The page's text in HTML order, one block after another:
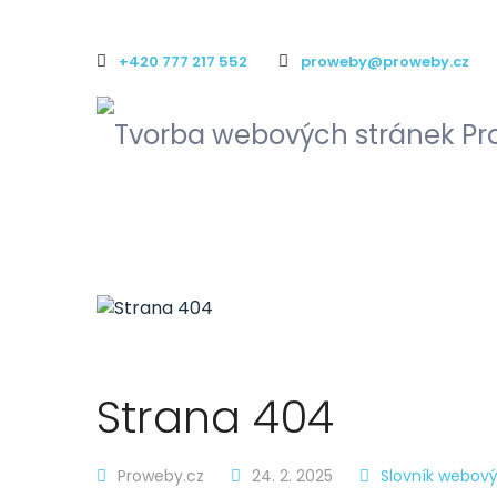
+420 777 217 552 proweby@proweby.cz
Strana 404
Proweby.cz 24. 2. 2025 Slovník